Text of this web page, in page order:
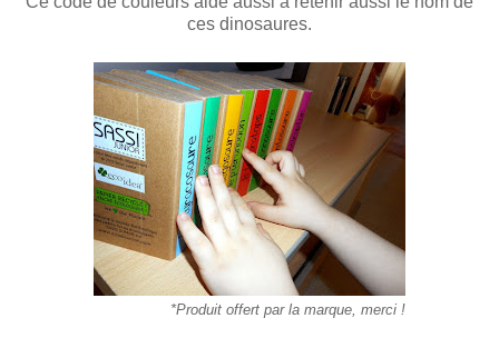
ces dinosaures.
*Produit offert par la marque, merci !